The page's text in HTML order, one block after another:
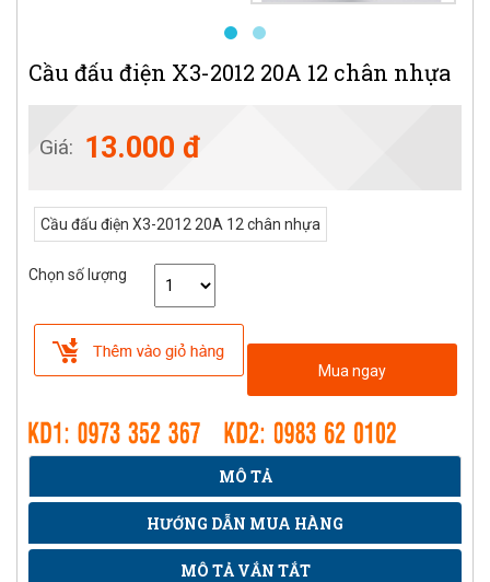
Cầu đấu điện X3-2012 20A 12 chân nhựa
Giá: 13.000 đ
Cầu đấu điện X3-2012 20A 12 chân nhựa
Chọn số lượng
Mua ngay
MÔ TẢ
HƯỚNG DẪN MUA HÀNG
MÔ TẢ VẮN TẮT